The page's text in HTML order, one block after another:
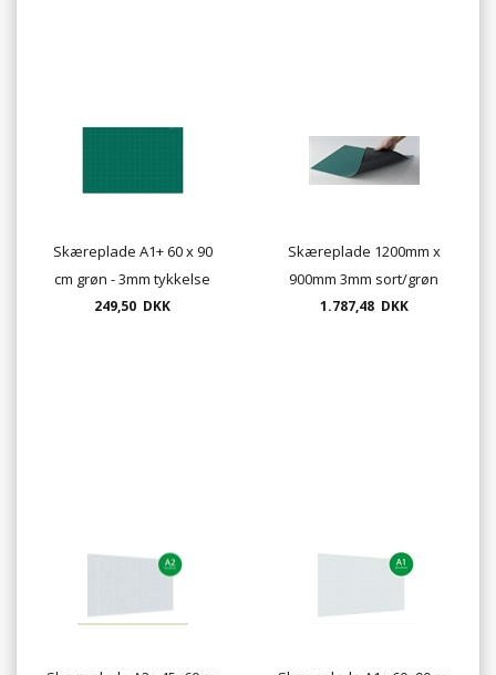
Skæreplade A1+ 60 x 90
cm grøn - 3mm tykkelse
249,50 DKK
Skæreplade 1200mm x
900mm 3mm sort/grøn
1.787,48 DKK